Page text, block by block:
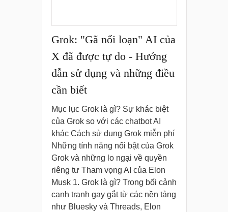
Grok: "Gã nổi loạn" AI của
X đã được tự do - Hướng
dẫn sử dụng và những điều
cần biết
Mục lục Grok là gì? Sự khác biệt
của Grok so với các chatbot AI
khác Cách sử dụng Grok miễn phí
Những tính năng nổi bật của Grok
Grok và những lo ngại về quyền
riêng tư Tham vọng AI của Elon
Musk 1. Grok là gì? Trong bối cảnh
cạnh tranh gay gắt từ các nền tảng
như Bluesky và Threads, Elon